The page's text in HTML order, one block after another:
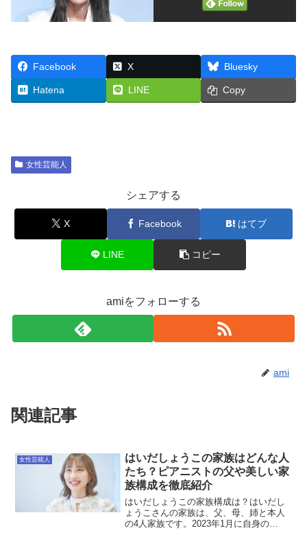
Facebook X Bluesky
Hatena LINE Copy
女性芸能人
シェアする
X Facebook はてブ
LINE コピー
amiをフォローする
ami
関連記事
女性芸能人
はいだしょうこの家族はどんな人
たち？ピアニストの父や美しい家
族構成を徹底紹介
はいだしょうこの家族構成は？はいだし
ょうこさんの家族は、父、母、姉と本人
の4人家族です。2023年1月に自身の